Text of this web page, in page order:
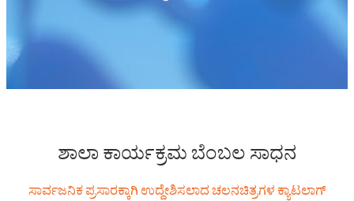
ಶಾಲಾ ಕಾರ್ಯಕ್ರಮ ಬೆಂಬಲ ಸಾಧನ
ಸಾರ್ವಜನಿಕ ಪ್ರಸಾರಕ್ಕಾಗಿ ಉದ್ದೇಶಿಸಲಾದ ಚಲನಚಿತ್ರಗಳ ಕ್ಯಾಟಲಾಗ್